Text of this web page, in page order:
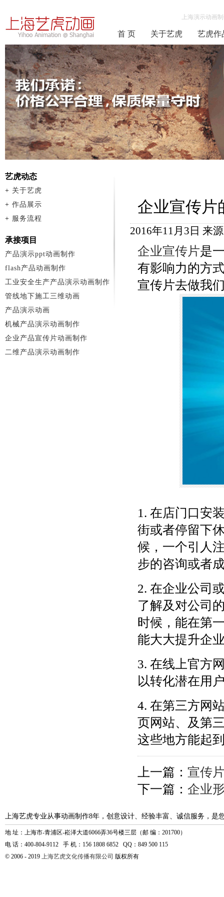
上海演示动画
首 页 关于艺虎 艺虎作
企业宣传片
2016年11月3日 来
企业宣传片是
有影响力的方
宣传片去做我
1. 在店门口安
街或者停留下
候，一个引人
步的咨询或者
2. 在企业公司
了解及对公司
时候，能在第
能大大提升企
3. 在线上官方
以转化潜在用
4. 在第三方网
页网站、及第
这些地方能起
上一篇： 宣传
下一篇： 企业
艺虎动态
+ 关于艺虎
+ 作品展示
+ 服务流程
承接项目
产品演示ppt动画制作
flash产品动画制作
工业安全生产产品演示动画制作
管线地下施工三维动画
产品演示动画
机械产品演示动画制作
企业产品宣传片动画制作
二维产品演示动画制作
上海艺虎专业从事动画制作8年，创意设计、经验丰富、诚信服务，是
地 址：上海市-青浦区-崧泽大道6066弄36号楼三层（邮 编：201700）
电 话：400-804-9112 手 机：156 1808 6852 QQ：849 500 115
© 2006 - 2019 上海艺虎文化传播有限公司 版权所有